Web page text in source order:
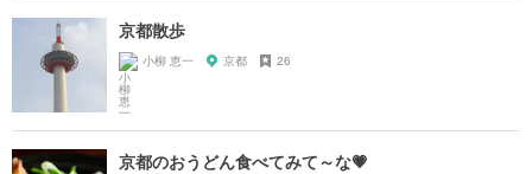
京都散歩
小柳 恵一 京都 26
京都のおうどん食べてみて～な💗